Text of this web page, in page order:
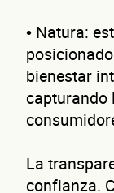
• Natura:
bienestar
capturando
La
confianza.